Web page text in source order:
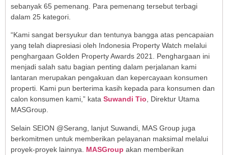
sebanyak 65 pemenang. Para pemenang tersebut terbagi
dalam 25 kategori.
“Kami sangat bersyukur dan tentunya bangga atas pencapaian
yang telah diapresiasi oleh Indonesia Property Watch melalui
penghargaan Golden Property Awards 2021. Penghargaan ini
menjadi salah satu bagian penting dalam perjalanan kami
lantaran merupakan pengakuan dan kepercayaan konsumen
properti. Kami pun berterima kasih kepada para konsumen dan
calon konsumen kami,” kata Suwandi Tio , Direktur Utama
MASGroup.
Selain SEION @Serang, lanjut Suwandi, MAS Group juga
berkomitmen untuk memberikan pelayanan maksimal melalui
proyek-proyek lainnya. MASGroup akan memberikan